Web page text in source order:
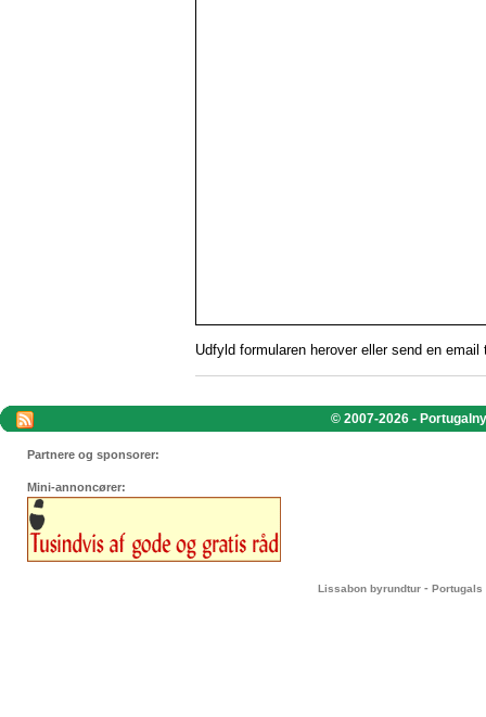
Udfyld formularen herover eller send en
© 2007-2026 -
Partnere og sponsorer:
Mini-annoncører:
Lissabon byrundtur - Portugals